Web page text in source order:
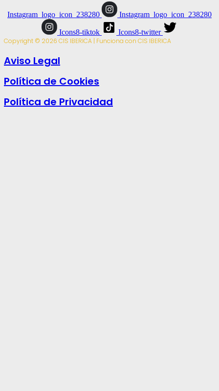
Instagram_logo_icon_238280 Instagram_logo_icon_238280
Icons8-tiktok
Icons8-twitter
Copyright © 2026 CIS IBERICA | Funciona con CIS IBERICA
Aviso Legal
Política de Cookies
Política de Privacidad